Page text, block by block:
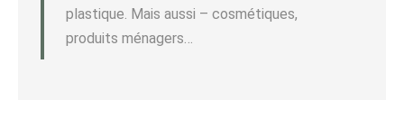
plastique. Mais aussi – cosmétiques,
produits ménagers…